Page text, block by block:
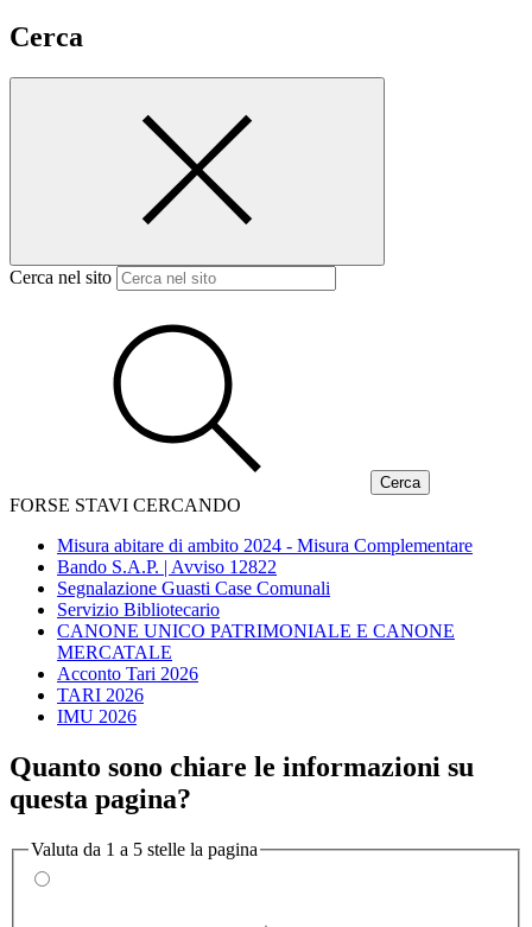
Cerca
Cerca nel sito
FORSE STAVI CERCANDO
Misura abitare di ambito 2024 - Misura Complementare
Bando S.A.P. | Avviso 12822
Segnalazione Guasti Case Comunali
Servizio Bibliotecario
CANONE UNICO PATRIMONIALE E CANONE
MERCATALE
Acconto Tari 2026
TARI 2026
IMU 2026
Quanto sono chiare le informazioni su
questa pagina?
Valuta da 1 a 5 stelle la pagina